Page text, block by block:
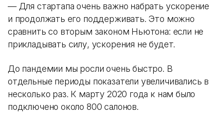
— Для стартапа очень важно набрать ускорение
и продолжать его поддерживать. Это можно
сравнить со вторым законом Ньютона: если не
прикладывать силу, ускорения не будет.
До пандемии мы росли очень быстро. В
отдельные периоды показатели увеличивались в
несколько раз. К марту 2020 года к нам было
подключено около 800 салонов.